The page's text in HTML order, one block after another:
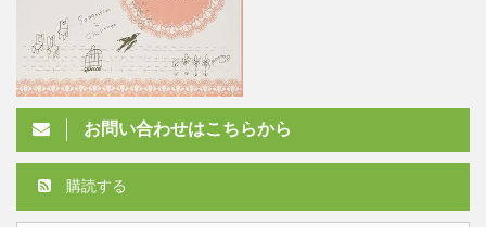
お問い合わせはこちらから
購読する